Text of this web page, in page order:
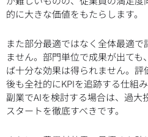
的に大きな価値をもたらします。
また部分最適ではなく全体最適
ません。部門単位で成果が出て
ば十分な効果は得られません。評
後も全社的にKPIを追跡する仕組
副業でAIを検討する場合は、過大
スタートを徹底すべきです。